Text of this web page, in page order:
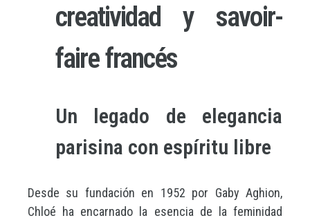
creatividad y savoir-
faire francés
Un legado de elegancia
parisina con espíritu libre
Desde su fundación en 1952 por Gaby Aghion,
Chloé ha encarnado la esencia de la feminidad